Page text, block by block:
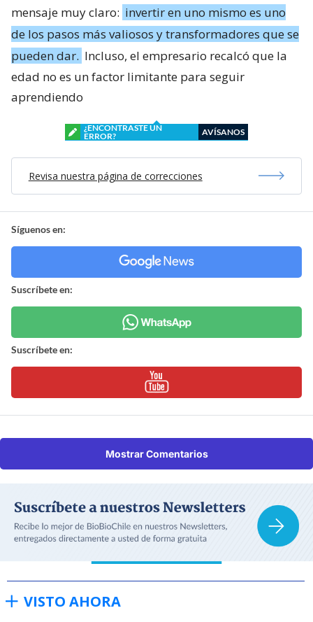
mensaje muy claro: invertir en uno mismo es uno
de los pasos más valiosos y transformadores que se
pueden dar. Incluso, el empresario recalcó que la
edad no es un factor limitante para seguir
aprendiendo
¿ENCONTRASTE UN
ERROR?
AVÍSANOS
Revisa nuestra página de correcciones
Síguenos en:
Suscríbete en:
Suscríbete en:
Mostrar Comentarios
VISTO AHORA